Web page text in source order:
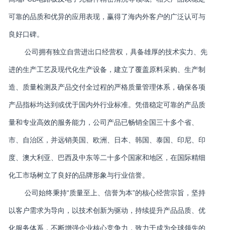
可靠的品质和优异的应用表现，赢得了海内外客户的广泛认可与
良好口碑。
公司拥有独立自营进出口经营权，具备雄厚的技术实力、先
进的生产工艺及现代化生产设备，建立了覆盖原料采购、生产制
造、质量检测及产品交付全过程的严格质量管理体系，确保各项
产品指标均达到或优于国内外行业标准。凭借稳定可靠的产品质
量和专业高效的服务能力，公司产品已畅销全国三十多个省、
市、自治区，并远销美国、欧洲、日本、韩国、泰国、印尼、印
度、澳大利亚、巴西及中东等二十多个国家和地区，在国际精细
化工市场树立了良好的品牌形象与行业信誉。
公司始终秉持“质量至上、信誉为本”的核心经营宗旨，坚持
以客户需求为导向，以技术创新为驱动，持续提升产品品质、优
化服务体系，不断增强企业核心竞争力，致力于成为全球领先的